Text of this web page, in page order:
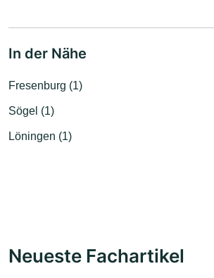
In der Nähe
Fresenburg (1)
Sögel (1)
Löningen (1)
Neueste Fachartikel